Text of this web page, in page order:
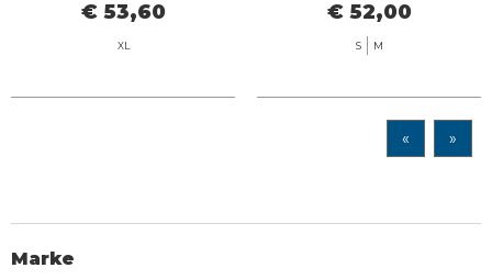
€ 53,60
XL
€ 52,00
S M
« »
Marke